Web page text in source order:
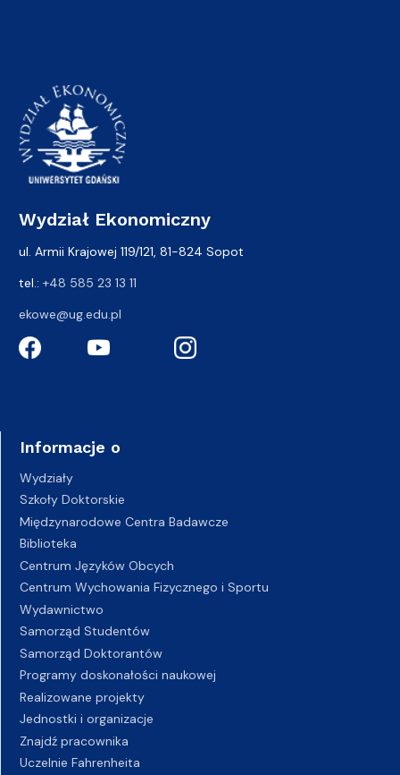
Wydział Ekonomiczny
ul. Armii Krajowej 119/121, 81-824 Sopot
tel.: +48 585 23 13 11
ekowe@ug.edu.pl
Informacje o
Wydziały
Szkoły Doktorskie
Międzynarodowe Centra Badawcze
Biblioteka
Centrum Języków Obcych
Centrum Wychowania Fizycznego i Sportu
Wydawnictwo
Samorząd Studentów
Samorząd Doktorantów
Programy doskonałości naukowej
Realizowane projekty
Jednostki i organizacje
Znajdź pracownika
Uczelnie Fahrenheita